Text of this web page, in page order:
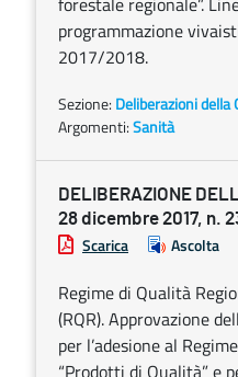
programmazione
2017/2018.
Sezione: Deliberazioni della
Argomenti:Sanità
DELIBERAZIONE
28 dicembre 2017, n.
Scarica Ascolta
Regime di Qualità
(RQR). Approvazione
per l’adesione al
“Prodotti di Qualità” e